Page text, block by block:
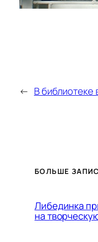
← В библиотеке
БОЛЬШЕ
Либединка
на